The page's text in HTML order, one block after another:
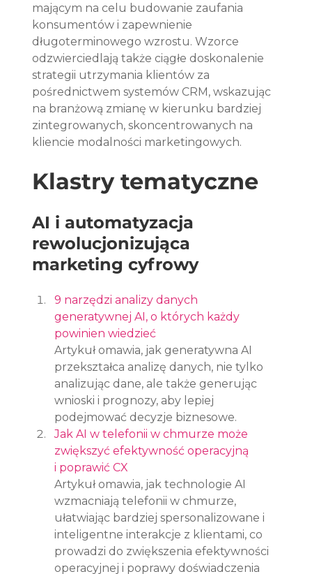
mającym na celu budowanie zaufania
konsumentów i zapewnienie
długoterminowego wzrostu. Wzorce
odzwierciedlają także ciągłe doskonalenie
strategii utrzymania klientów za
pośrednictwem systemów CRM, wskazując
na branżową zmianę w kierunku bardziej
zintegrowanych, skoncentrowanych na
kliencie modalności marketingowych.
Klastry tematyczne
AI i automatyzacja
rewolucjonizująca
marketing cyfrowy
9 narzędzi analizy danych
generatywnej AI, o których każdy
powinien wiedzieć
Artykuł omawia, jak generatywna AI
przekształca analizę danych, nie tylko
analizując dane, ale także generując
wnioski i prognozy, aby lepiej
podejmować decyzje biznesowe.
Jak AI w telefonii w chmurze może
zwiększyć efektywność operacyjną
i poprawić CX
Artykuł omawia, jak technologie AI
wzmacniają telefonii w chmurze,
ułatwiając bardziej spersonalizowane i
inteligentne interakcje z klientami, co
prowadzi do zwiększenia efektywności
operacyjnej i poprawy doświadczenia